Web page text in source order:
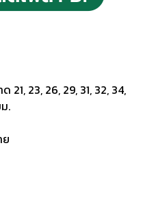
21, 23, 26, 29, 31, 32, 34,
.